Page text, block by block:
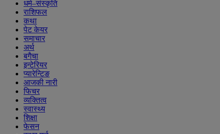
धर्म–संस्कृति
राशिफल
कथा
पेट केयर
समाचार
अर्थ
बगैचा
इन्टेरियर
प्यारेन्टिङ
आजकी नारी
फिचर
व्यक्तित्व
स्वास्थ्य
शिक्षा
फेसन